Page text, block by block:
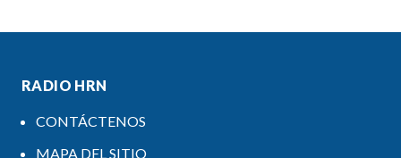
RADIO HRN
CONTÁCTENOS
MAPA DEL SITIO